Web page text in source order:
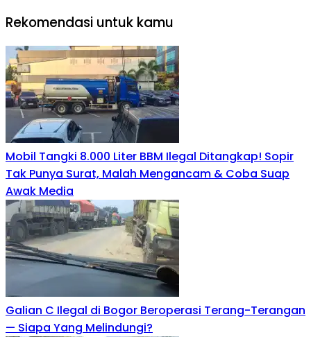
Rekomendasi untuk kamu
Mobil Tangki 8.000 Liter BBM Ilegal Ditangkap! Sopir
Tak Punya Surat, Malah Mengancam & Coba Suap
Awak Media
Galian C Ilegal di Bogor Beroperasi Terang-Terangan
— Siapa Yang Melindungi?